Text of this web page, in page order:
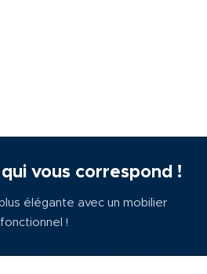
vous correspond !
élégante avec un mobilier
!